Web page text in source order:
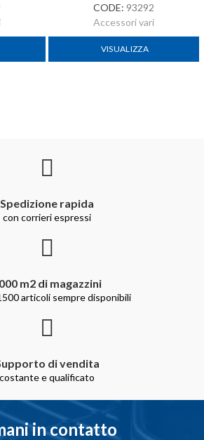
CODE: 93292
Accessori vari
VISUALIZZA
Spedizione rapida
con corrieri espressi
m2 di magazzini
articoli sempre disponibili
di vendita
costante e qualificato
in contatto